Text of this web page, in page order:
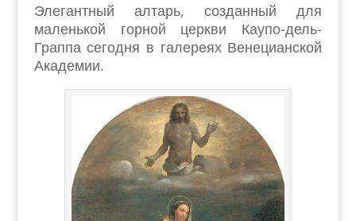
Элегантный алтарь, созданный для
маленькой горной церкви Каупо-дель-
Граппа сегодня в галереях Венецианской
Академии.